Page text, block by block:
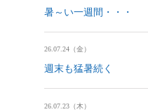
暑～い一週間・・・
26.07.24（金）
週末も猛暑続く
26.07.23（木）